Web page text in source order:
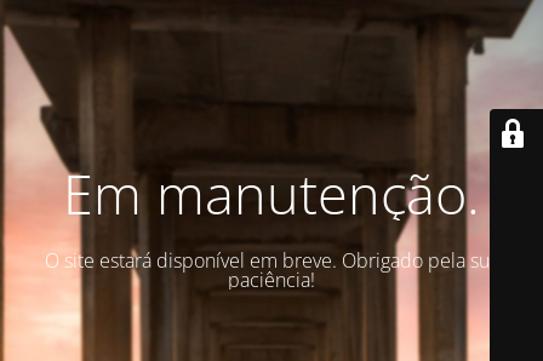
Em manutenção.
O site estará disponível em breve. Obrigado pela sua
paciência!